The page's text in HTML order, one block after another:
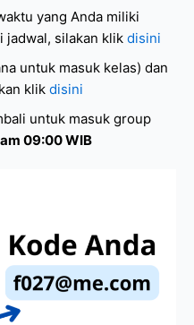
yang Anda miliki
jadwal, silakan klik disini
untuk masuk kelas) dan
klik disini
untuk masuk group
09:00 WIB